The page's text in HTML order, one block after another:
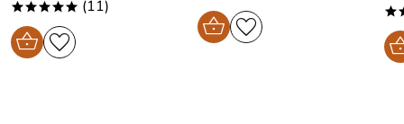
***** (11)